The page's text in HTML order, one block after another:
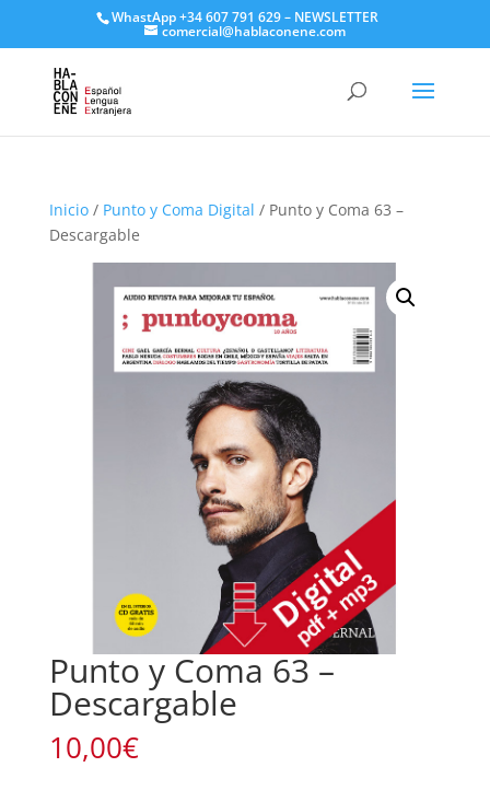
WhastApp+34 607 791 629– NEWSLETTER
comercial@hablaconene.com
Inicio/ Punto y Coma Digital / Punto y Coma 63 –
Descargable
Punto y Coma 63 –
Descargable
10,00€